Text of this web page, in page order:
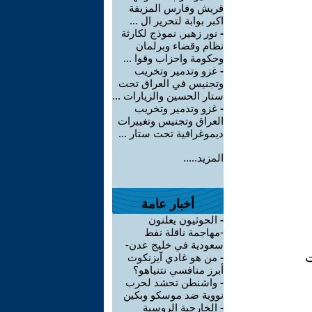
قريش وفارس المزيفة
اكبر بوابة لتحرير ال ...
- نور زهير, نموذج لكارثة
نظام وقضاء وبرلمان
وحكومة واحزاب وقوا ...
- غزو وتدمير وتخريب
وتجنيس في العراق تحت
ستار الحسين والزيارات ...
- غزو وتدمير وتخريب
العراق وتجنيس وتغييرات
ديموغرافية تحت ستار ...
المزيد.....
أخبار عامة
- الحوثيون يعلنون
-مهاجمة ناقلة نفط
سعودية في خليج عدن-
- من هو غادي آيزنكوت
أبرز منافسي نتنياهو؟
- واشنطن تحشد لحرب
نووية ضد موسكو وبكين
- الخارجية الروسية